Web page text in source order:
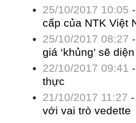
25/10/2017 10:05 -
cấp của NTK Việt
25/10/2017 08:27 -
giá ‘khủng’ sẽ
22/10/2017 09:41 -
thực
21/10/2017 11:27 -
với vai trò vedette